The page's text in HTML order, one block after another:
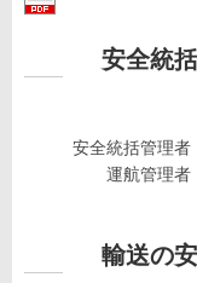
安全統
安全統括管理
運航管理者
輸送の